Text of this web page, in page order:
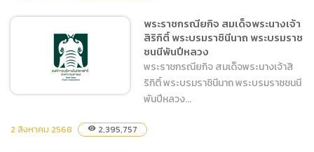
เวลาที่เชียงใหม่ไนท์ซาฟารี
พระราชกรณียกิจ สมเด็จพระนางเจ้า
สิริกิติ์ พระบรมราชินีนาถ พระบรมราช
ชนนีพันปีหลวง
พระราชกรณียกิจ สมเด็จพระนางเจ้าสิ
ริกิติ์ พระบรมราชินีนาถ พระบรมราชชนนี
พันปีหลวง...
2 สิงหาคม 2568 visibility 2,395,757